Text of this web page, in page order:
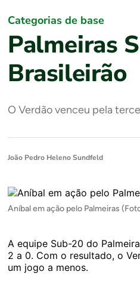
Categorias de base
Palmeiras
Brasileirão
O Verdão venceu pela
João Pedro Heleno Sundfeld
Aníbal em ação pelo Palmeiras
A equipe Sub-20 do
2 a 0. Com o resultado, o
um jogo a menos.